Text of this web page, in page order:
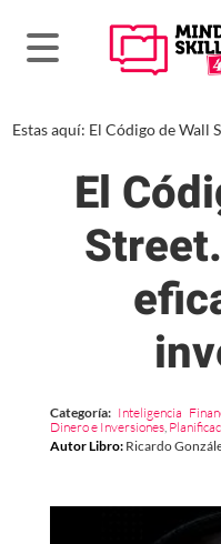
Estas aquí: El Código de Wall
El
Categoría: Inteligencia
Dinero e Inversiones,
Autor Libro: Ricardo